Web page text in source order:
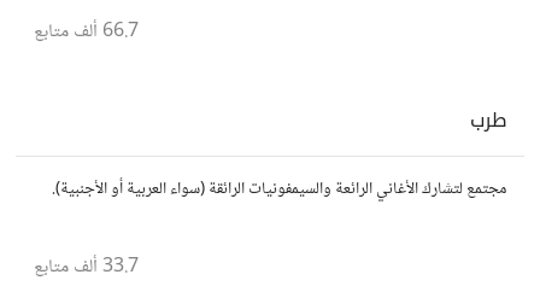
66.7 ألف متابع
طرب
مجتمع لتشارك الأغاني الرائعة والسيمفونيات الرائقة (سواء العربية أو الأجنبية).
33.7 ألف متابع